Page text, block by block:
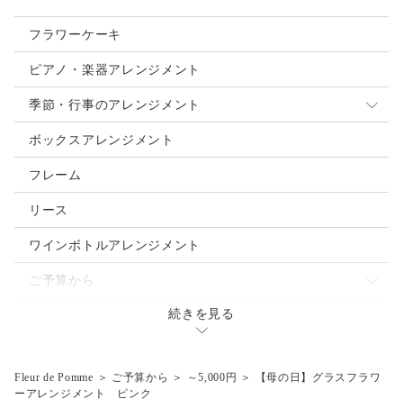
フラワーケーキ
ピアノ・楽器アレンジメント
季節・行事のアレンジメント
母の日
クリスマス
お正月
ご入学・ご卒業
お誕生日
ハロウィン
ボックスアレンジメント
フレーム
リース
ワインボトルアレンジメント
ご予算から
～7,000円
続きを見る
Fleur de Pomme ＞ ご予算から ＞ ～5,000円 ＞
【母の日】グラスフラワ
ーアレンジメント ピンク